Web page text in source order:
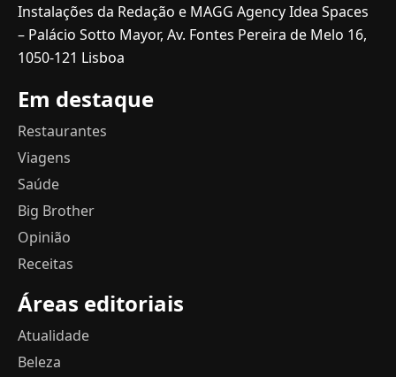
Instalações da Redação e MAGG Agency Idea Spaces
– Palácio Sotto Mayor, Av. Fontes Pereira de Melo 16,
1050-121 Lisboa
Em destaque
Restaurantes
Viagens
Saúde
Big Brother
Opinião
Receitas
Áreas editoriais
Atualidade
Beleza